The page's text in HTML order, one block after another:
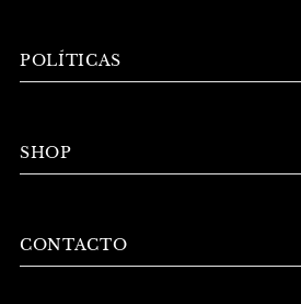
POLÍTICAS
SHOP
CONTACTO